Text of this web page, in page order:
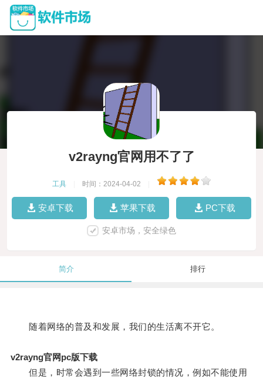
v2rayng官网用不了了
工具 时间：2024-04-02
安卓下载 苹果下载 PC下载
安卓市场，安全绿色
简介 排行
随着网络的普及和发展，我们的生活离不开它。
v2rayng官网pc版下载
但是，时常会遇到一些网络封锁的情况，例如不能使用